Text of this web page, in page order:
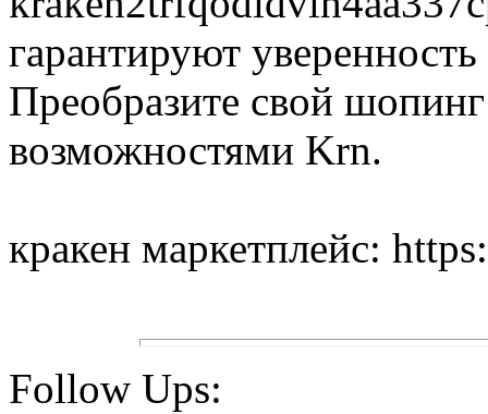
гарантируют
Преобразите свой
возможностями Krn.
кракен маркетплейс:
Follow Ups: